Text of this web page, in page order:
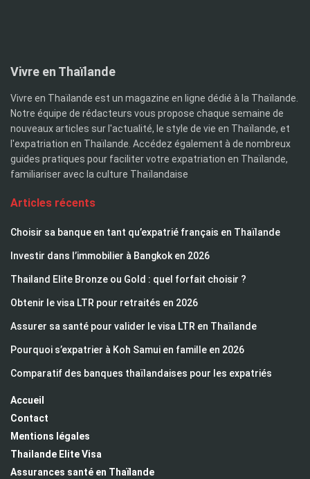
Vivre en Thaïlande
Vivre en Thaïlande est un magazine en ligne dédié à la Thaïlande.
Notre équipe de rédacteurs vous propose chaque semaine de
nouveaux articles sur l'actualité, le style de vie en Thaïlande, et
l'expatriation en Thaïlande. Accédez également à de nombreux
guides pratiques pour faciliter votre expatriation en Thaïlande,
familiariser avec la culture Thaïlandaise
Articles récents
Choisir sa banque en tant qu’expatrié français en Thaïlande
Investir dans l’immobilier à Bangkok en 2026
Thailand Elite Bronze ou Gold : quel forfait choisir ?
Obtenir le visa LTR pour retraités en 2026
Assurer sa santé pour valider le visa LTR en Thaïlande
Pourquoi s’expatrier à Koh Samui en famille en 2026
Comparatif des banques thaïlandaises pour les expatriés
Accueil
Contact
Mentions légales
Thailande Elite Visa
Assurances santé en Thaïlande